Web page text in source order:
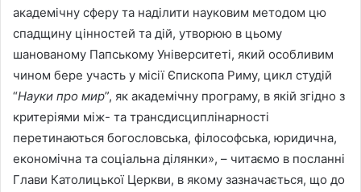
академічну сферу та наділити науковим методом цю
спадщину цінностей та дій, утворюю в цьому
шанованому Папському Університеті, який особливим
чином бере участь у місії Єпископа Риму, цикл студій
“Науки про мир”, як академічну програму, в якій згідно з
критеріями між- та трансдисциплінарності
перетинаються богословська, філософська, юридична,
економічна та соціальна ділянки», – читаємо в посланні
Глави Католицької Церкви, в якому зазначається, що до